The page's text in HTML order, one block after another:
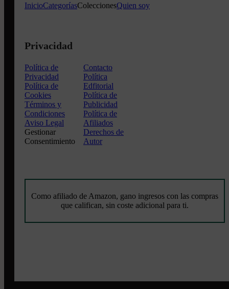
InicioCategoríasColeccionesQuien soy
Privacidad
Política de
Privacidad
Política de
Cookies
Términos y
Condiciones
Aviso Legal
Gestionar
Consentimiento
Contacto
Política
Edfitorial
Política de
Publicidad
Política de
Afiliados
Derechos de
Autor
Como afiliado de Amazon, gano ingresos con las compras
que califican, sin coste adicional para ti.